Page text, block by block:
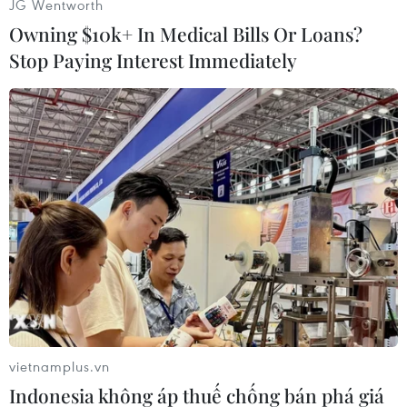
#Nhật Bản #Biểu tình
#Quốc hội
#Luật bí mật quốc gia
Anh
Theo dõi VietnamPlus
JG Wentworth
Owning $10k+ In Medical Bills Or Loans?
Stop Paying Interest Immediately
vietnamplus.vn
Indonesia không áp thuế chống bán phá giá